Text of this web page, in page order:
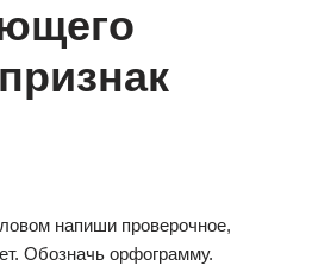
напиши проверочное,
Обозначь орфограмму.